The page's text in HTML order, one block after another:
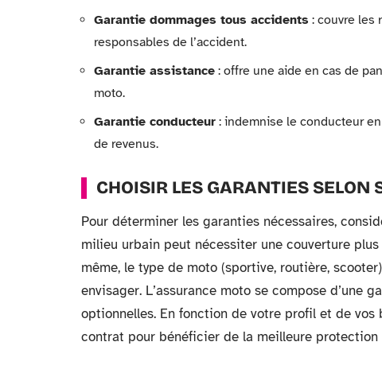
Garantie dommages tous accidents : couvre les
responsables de l’accident.
Garantie assistance : offre une aide en cas de
moto.
Garantie conducteur : indemnise le conducteur
de revenus.
CHOISIR LES GARANTIES SELON
Pour déterminer les garanties nécessaires,
milieu urbain peut nécessiter une couverture
même, le type de moto (sportive, routière,
envisager. L’assurance moto se compose
optionnelles. En fonction de votre profil et de
contrat pour bénéficier de la meilleure protection